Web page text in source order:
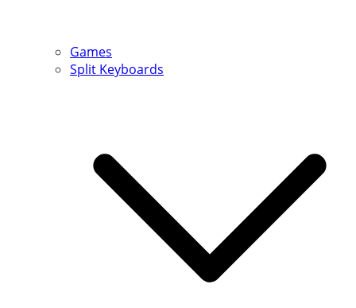
Games
Split Keyboards